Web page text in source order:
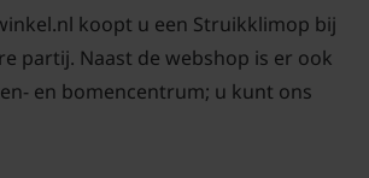
standplaats voor de
'Arbori Compact'?
koopt u een Struikklimop bij
partij. Naast de webshop is er ook
en bomencentrum; u kunt ons